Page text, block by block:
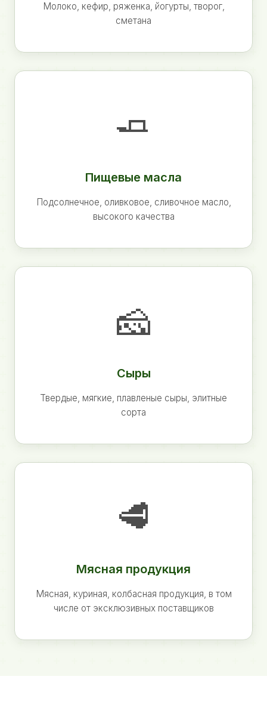
Молоко, кефир, ряженка, йогурты, творог,
сметана
🧈
Пищевые масла
Подсолнечное, оливковое, сливочное масло,
высокого качества
🧀
Сыры
Твердые, мягкие, плавленые сыры, элитные
сорта
🥩
Мясная продукция
Мясная, куриная, колбасная продукция, в том
числе от эксклюзивных поставщиков